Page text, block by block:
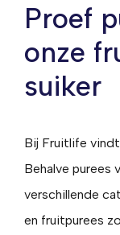
Proef
onze
suiker
Bij Fruitlife vindt
Behalve purees
verschillende
en fruitpurees